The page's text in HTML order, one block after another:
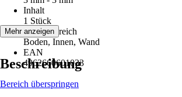
Inhalt
1 Stück
Einsatzbereich
Boden, Innen, Wand
EAN
4962660601033
Mehr anzeigen
Beschreibung
Bereich überspringen